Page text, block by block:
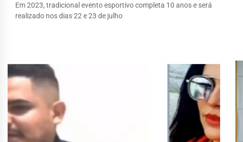
Em 2023, tradicional evento esportivo completa 10 anos e será
realizado nos dias 22 e 23 de julho